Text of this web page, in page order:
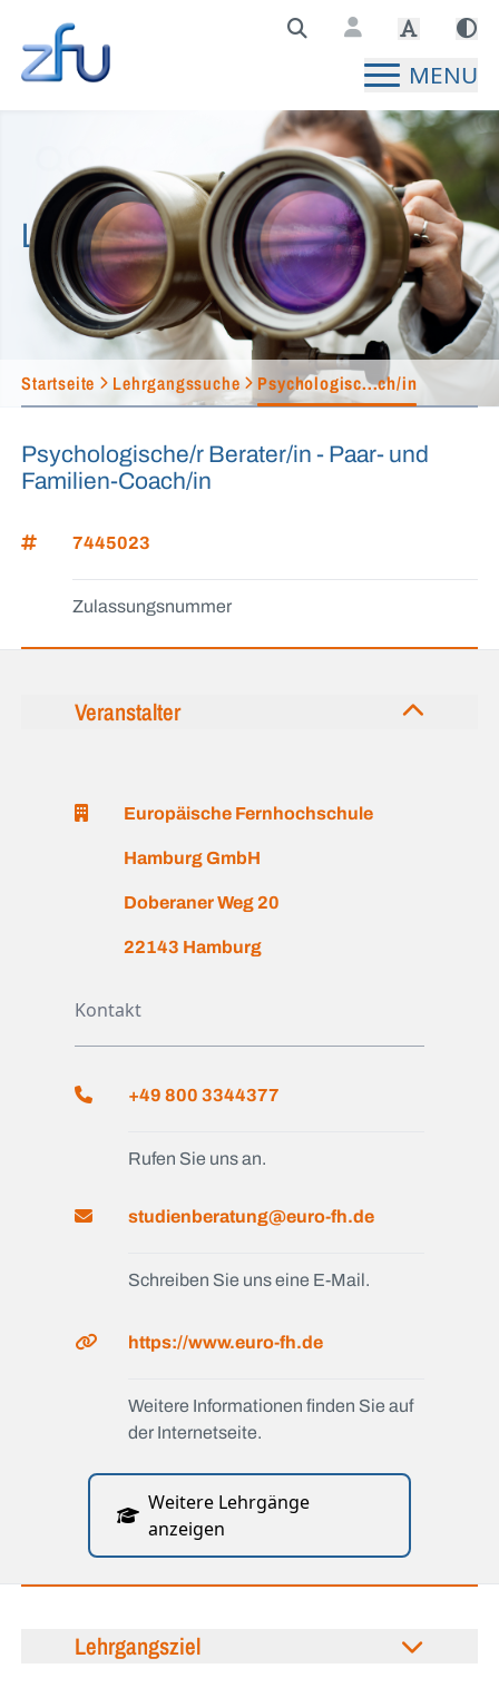
Zentralstelle für Fernunterricht Hauptseite
MENU
Lehrgangssuche
Startseite Lehrgangssuche Psychologisc...ch/in
Psychologische/r Berater/in - Paar- und
Familien-Coach/in
7445023
Zulassungsnummer
Veranstalter
Europäische Fernhochschule
Hamburg GmbH
Doberaner Weg 20
22143 Hamburg
Kontakt
+49 800 3344377
Rufen Sie uns an.
studienberatung@euro-fh.de
Schreiben Sie uns eine E-Mail.
https://www.euro-fh.de
Weitere Informationen finden Sie auf
der Internetseite.
Weitere Lehrgänge
anzeigen
Lehrgangsziel